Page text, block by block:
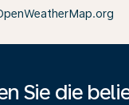
Sie die